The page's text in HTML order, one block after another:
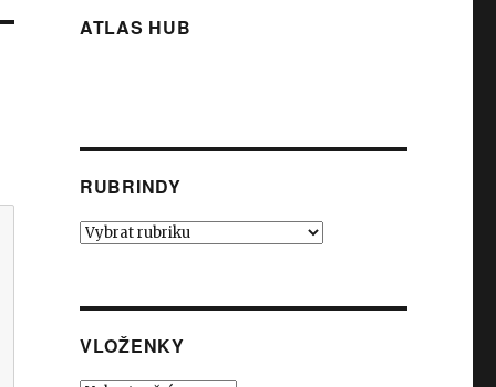
ATLAS HUB
RUBRINDY
Rubrindy
VLOŽENKY